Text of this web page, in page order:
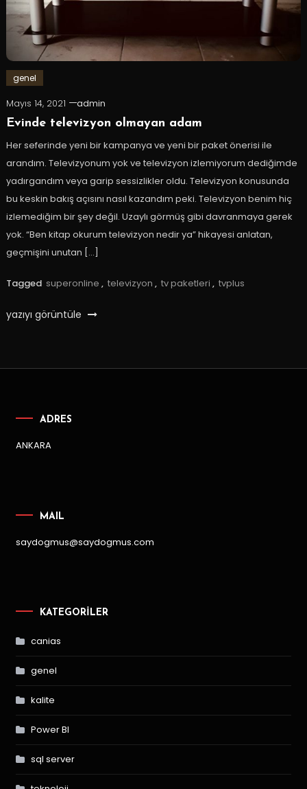
genel
Mayıs 14, 2021
admin
Evinde televizyon olmayan adam
Her seferinde yeni bir kampanya ve yeni bir paket önerisi ile
arandım. Televizyonum yok ve televizyon izlemiyorum dediğimde
yadırgandım veya garip sessizlikler oldu. Televizyon konusunda
bu keskin bakış açısını nasıl kazandım peki. Televizyon benim hiç
izlemediğim bir şey değil. Uzaylı görmüş gibi davranmaya gerek
yok. “Ben kitap okurum televizyon nedir ya” hikayesi anlatan,
geçmişini unutan […]
Tagged superonline , televizyon , tv paketleri , tvplus
yazıyı görüntüle
ADRES
ANKARA
MAIL
saydogmus@saydogmus.com
KATEGORILER
canias
genel
kalite
Power BI
sql server